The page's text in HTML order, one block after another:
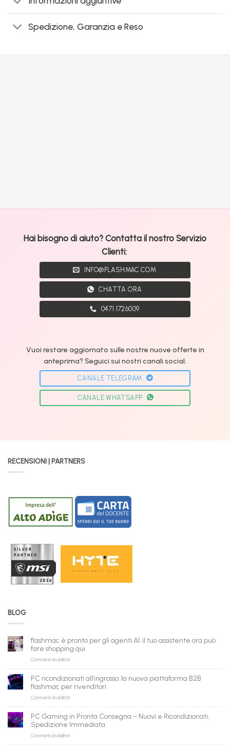
Spedizione, Garanzia e Reso
Hai bisogno di aiuto? Contatta il nostro Servizio
Clienti:
INFO@FLASHMAC.COM
CHATTA ORA
0471 1726009
Vuoi restare aggiornato sulle nostre nuove offerte in
anteprima? Seguici sui nostri canali social:
CANALE TELEGRAM
CANALE WHATSAPP
RECENSIONI | PARTNERS
BLOG
flashmac è pronto per gli agenti AI: il tuo assistente ora può
fare shopping qui
Commenti disabilitatisu
pronto
per
gli
AI:
il
tuo
assistente
PC ricondizionati all’ingrosso: la nuova piattaforma B2B
flashmac per rivenditori
Commenti disabilitatisu
ricondizionati
all’ingrosso:
la
nuova
PC Gaming in Pronta Consegna – Nuovi e Ricondizionati,
Spedizione Immediata
Commenti disabilitatisu